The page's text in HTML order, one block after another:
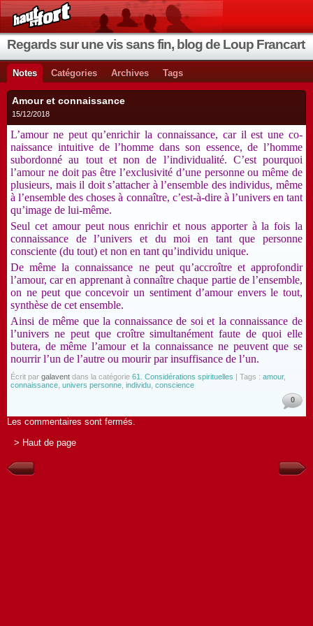
Regards sur une vis sans fin, blog de Loup Francart
Notes Catégories Archives Tags
Amour et connaissance
15/12/2018
L’amour ne peut qu’enrichir la connaissance, car il est une co-
naissance intuitive de l’homme dans son essence, de l’homme
subordonné au tout et non de l’individualité. C’est pourquoi
l’amour ne doit pas être l’exclusivité d’une personne ou même de
plusieurs, mais il doit s’attacher à l’ensemble des individus, même
à l’ensemble des choses à connaître, c’est-à-dire à l’univers en tant
qu’image de lui-même.
Seul cet amour peut nous enrichir et nous apporter à la fois la
connaissance de l’univers et du moi en tant que personne
consciente (du tout) et non en tant qu’individu unique.
De même la connaissance ne peut qu’accroître et approfondir
l’amour, car en apprenant à connaître chaque partie de l’ensemble,
on ne peut que concevoir un sentiment d’amour envers le tout,
synthèse de cet ensemble.
Ainsi de même que la connaissance de soi et la connaissance de
l’univers ne peut que croître simultanément faute de quoi elle
butera, de même l’amour et la connaissance ne peuvent que se
nourrir l’un de l’autre ou mourir par insuffisance de l’un.
Écrit par galavent dans la catégorie 61. Considérations spirituelles | Tags : amour,
connaissance univers personne individu conscience
0
Les commentaires sont fermés.
> Haut de page